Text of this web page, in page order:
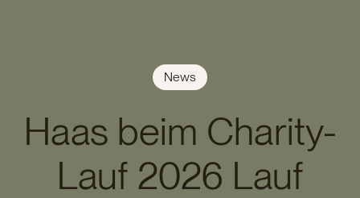
News
Haas beim Charity-
Lauf 2026 Lauf